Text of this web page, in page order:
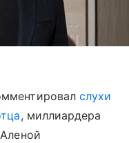
слухи
, миллиардера